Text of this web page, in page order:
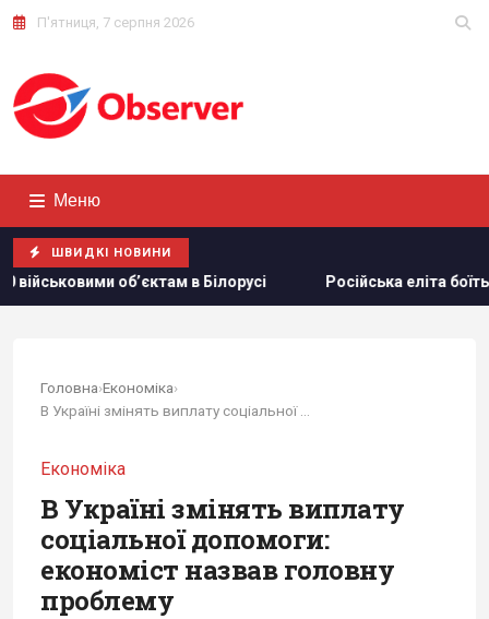
П'ятниця, 7 серпня 2026
Меню
ШВИДКІ НОВИНИ
в Білорусі Російська еліта боїться ФСБ, яка
Головна›Економіка›
Економіка
В Україні змінять виплату
соціальної допомоги:
економіст назвав головну
проблему